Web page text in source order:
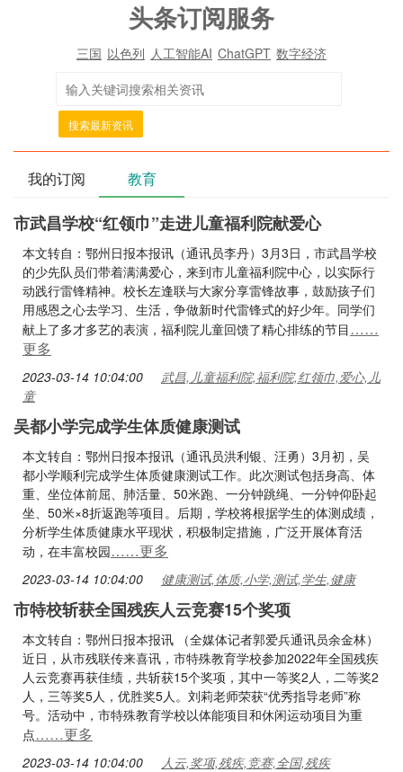
头条订阅服务
三国 以色列 人工智能AI ChatGPT 数字经济
搜索最新资讯
我的订阅 教育
市武昌学校“红领巾”走进儿童福利院献爱心
本文转自：鄂州日报本报讯（通讯员李丹）3月3日，市武昌学校
的少先队员们带着满满爱心，来到市儿童福利院中心，以实际行
动践行雷锋精神。校长左逢联与大家分享雷锋故事，鼓励孩子们
用感恩之心去学习、生活，争做新时代雷锋式的好少年。同学们
献上了多才多艺的表演，福利院儿童回馈了精心排练的节目……
更多
2023-03-14 10:04:00
武昌,儿童福利院,福利院,红领巾,爱心,儿
童
吴都小学完成学生体质健康测试
本文转自：鄂州日报本报讯（通讯员洪利银、汪勇）3月初，吴
都小学顺利完成学生体质健康测试工作。此次测试包括身高、体
重、坐位体前屈、肺活量、50米跑、一分钟跳绳、一分钟仰卧起
坐、50米×8折返跑等项目。后期，学校将根据学生的体测成绩，
分析学生体质健康水平现状，积极制定措施，广泛开展体育活
动，在丰富校园……更多
2023-03-14 10:04:00 健康测试,体质,小学,测试,学生,健康
市特校斩获全国残疾人云竞赛15个奖项
本文转自：鄂州日报本报讯 （全媒体记者郭爱兵通讯员余金林）
近日，从市残联传来喜讯，市特殊教育学校参加2022年全国残疾
人云竞赛再获佳绩，共斩获15个奖项，其中一等奖2人，二等奖2
人，三等奖5人，优胜奖5人。刘莉老师荣获“优秀指导老师”称
号。活动中，市特殊教育学校以体能项目和休闲运动项目为重
点……更多
2023-03-14 10:04:00 人云,奖项,残疾,竞赛,全国,残疾